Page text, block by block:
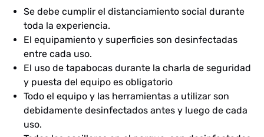
Se debe cumplir el distanciamiento social durante
toda la experiencia.
El equipamiento y superficies son desinfectadas
entre cada uso.
El uso de tapabocas durante la charla de seguridad
y puesta del equipo es obligatorio
Todo el equipo y las herramientas a utilizar son
debidamente desinfectados antes y luego de cada
uso.